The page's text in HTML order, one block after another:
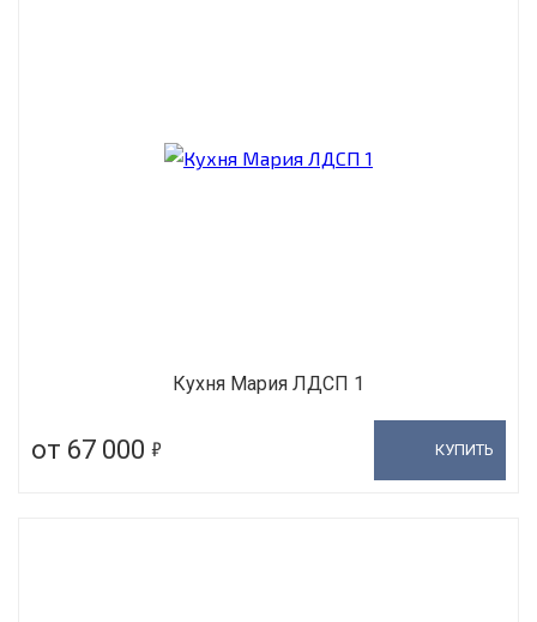
Кухня Мария ЛДСП 1
от 67 000 5 КУПИТЬ